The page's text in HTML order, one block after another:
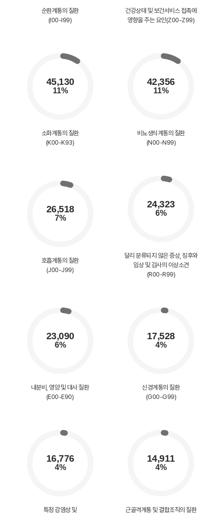
순환계통의 질환
(I00-I99)
건강상태 및 보건서비스 접촉에
영향을 주는 요인(Z00-Z99)
소화계통의 질환
(K00-K93)
비뇨생식계통의 질환
(N00-N99)
호흡계통의 질환
(J00-J99)
달리 분류되지 않은 증상, 징후와
임상 및 검사의 이상소견
(R00-R99)
내분비, 영양 및 대사 질환
(E00-E90)
신경계통의 질환
(G00-G99)
특정 감염성 및
근골격계통 및 결합조직의 질환